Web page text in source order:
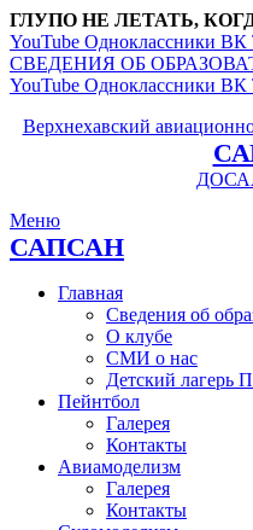
ГЛУПО НЕ ЛЕТАТЬ,
YouTube Одноклассники ВК
СВЕДЕНИЯ ОБ
YouTube Одноклассники ВК
Верхнехавский
Меню
САПСАН
Главная
Сведения об
О клубе
СМИ о нас
Детский лагерь
Пейнтбол
Галерея
Контакты
Авиамоделизм
Галерея
Контакты